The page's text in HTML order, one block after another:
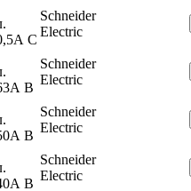
C
Schneider
Electric
B
Schneider
Electric
B
Schneider
Electric
B
Schneider
Electric